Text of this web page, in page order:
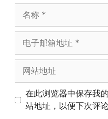
邮
址
址
在此浏览器中保存我
站地址，以便下次评论